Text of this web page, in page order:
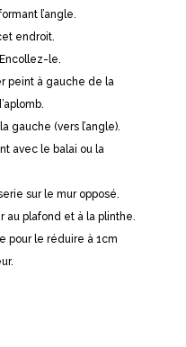
l’angle.
endroit.
le.
peint à gauche de la
gauche (vers l’angle).
avec le balai ou la
sur le mur opposé.
au plafond et à la plinthe.
pour le réduire à 1cm